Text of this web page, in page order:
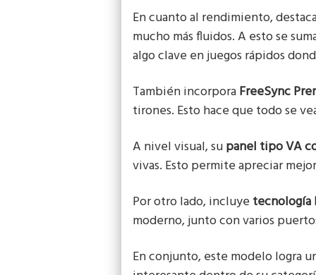
En cuanto al rendimiento,
mucho más fluidos. A esto se
algo clave en juegos rápidos
También incorporaFreeSync
tirones. Esto hace que todo se
A nivel visual, supanel tipo VA
vivas. Esto permite apreciar
Por otro lado, incluye tecnología
moderno, junto con varios
En conjunto, este modelo logra